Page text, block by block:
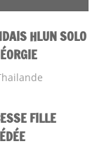
HLUN SOLO
FILLE